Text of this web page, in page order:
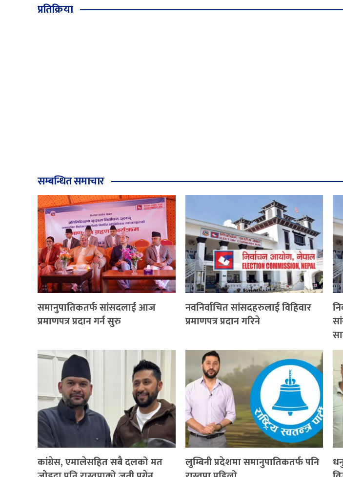
प्रतिक्रिया
सम्बन्धित समाचार
समानुपातिकतर्फ सांसदलाई आज
प्रमाणपत्र प्रदान गर्न सुरु
नवनिर्वाचित सांसदहरुलाई विहिवार
प्रमाणपत्र प्रदान गरिने
कांग्रेस, एमालेसहित सबै दलको मत
लुम्बिनी प्रदेशमा समानुपातिकतर्फ पनि